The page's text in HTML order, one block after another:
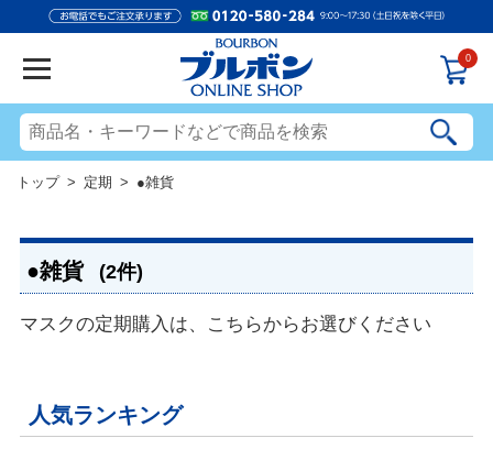
0
トップ> 定期 > ●雑貨
●雑貨 (2件)
マスクの定期購入は、こちらからお選びください
人気ランキング